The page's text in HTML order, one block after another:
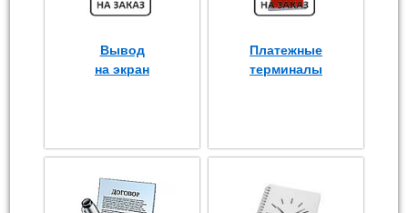
Вывод
на экран
Платежные
терминалы